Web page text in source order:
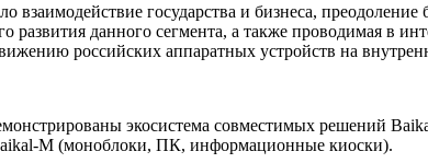
взаимодействие государства и бизнеса,
развития данного сегмента, а также проводимая в
российских аппаратных устройств на
экосистема совместимых решений
M (моноблоки, ПК, информационные киоски).